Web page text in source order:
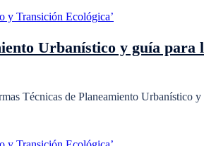
Urbanístico y guía
Técnicas de Planeamiento Urbanístico